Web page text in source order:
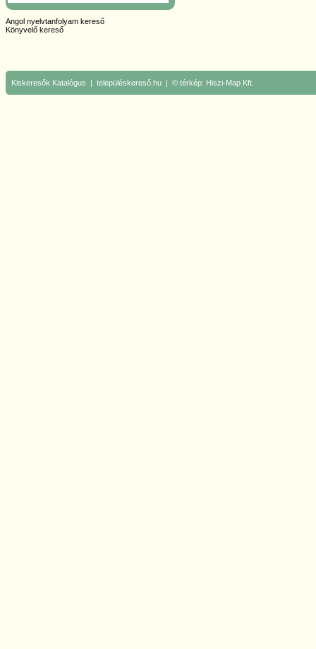
Angol nyelvtanfolyam kereső
Könyvelő kereső
Kiskeresők Katalógus | településkereső.hu | © térkép: Hiszi-Map Kft.